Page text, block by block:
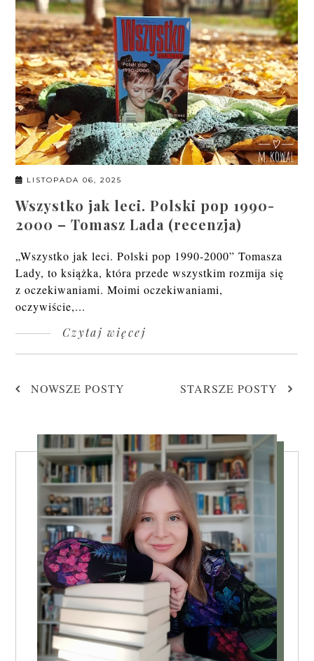
LISTOPADA 06, 2025
Wszystko jak leci. Polski pop 1990-
2000 – Tomasz Lada (recenzja)
„Wszystko jak leci. Polski pop 1990-2000” Tomasza
Lady, to książka, która przede wszystkim rozmija się
z oczekiwaniami. Moimi oczekiwaniami,
oczywiście,...
Czytaj więcej
NOWSZE POSTY STARSZE POSTY